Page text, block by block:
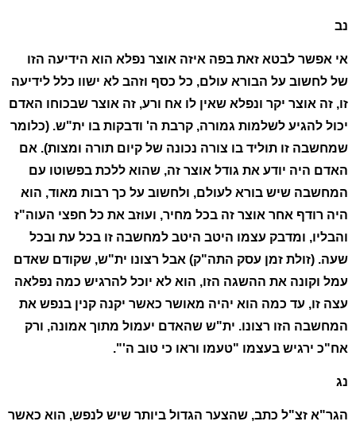
נב
אי אפשר לבטא זאת בפה איזה אוצר נפלא הוא הידיעה הזו
של לחשוב על הבורא עולם, כל כסף וזהב לא ישוו כלל לידיעה
זו, זה אוצר יקר ונפלא שאין לו אח ורע, זה אוצר שבכוחו האדם
יכול להגיע לשלמות גמורה, קרבת ה' ודבקות בו ית"ש. (כלומר
שמחשבה זו תוליד בו צורה נכונה של קיום תורה ומצות). אם
האדם היה יודע את גודל אוצר זה, שהוא ללכת בפשוטו עם
המחשבה שיש בורא לעולם, ולחשוב על כך רבות מאוד, הוא
היה רודף אחר אוצר זה בכל מחיר, ועוזב את כל חפצי העוה"ז
והבליו, ומדבק עצמו היטב היטב למחשבה זו בכל עת ובכל
שעה. (זולת זמן עסק התה"ק) אבל רצונו ית"ש, שקודם שאדם
עמל וקונה את ההשגה הזו, הוא לא יוכל להרגיש כמה נפלאה
עצה זו, עד כמה הוא יהיה מאושר כאשר יקנה קנין בנפש את
המחשבה הזו רצונו. ית"ש שהאדם יעמול מתוך אמונה, ורק
אח"כ ירגיש בעצמו "טעמו וראו כי טוב ה'".
נג
הגר"א זצ"ל כתב, שהצער הגדול ביותר שיש לנפש, הוא כאשר